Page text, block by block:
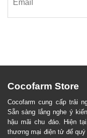
Cocofarm Store
Cocofarm cung cấp trải
Sẵn sàng lắng nghe ý
hậu mãi chu đáo. Hiện
thương mại điện tử để